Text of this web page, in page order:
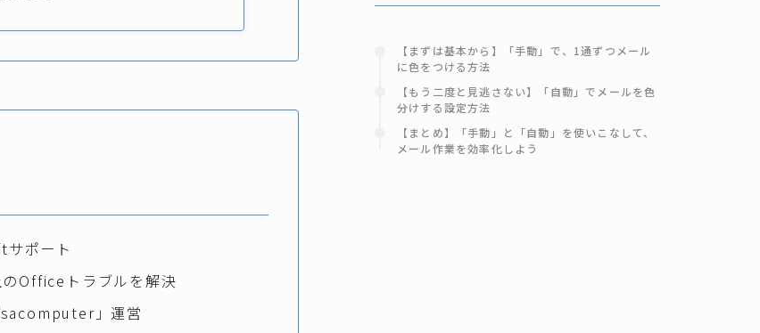
ポート
Officeトラブルを解決
」運営
【まずは基本から】「手動」で、1通ずつメール
に色をつける方法
【もう二度と見逃さない】「自動」でメールを色
分けする設定方法
【まとめ】「手動」と「自動」を使いこなして、
メール作業を効率化しよう